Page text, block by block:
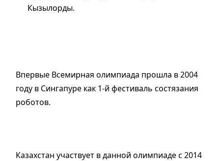
Кызылорды.
Впервые Всемирная олимпиада прошла в 2004
году в Сингапуре как 1-й фестиваль состязания
роботов.
Казахстан участвует в данной олимпиаде с 2014